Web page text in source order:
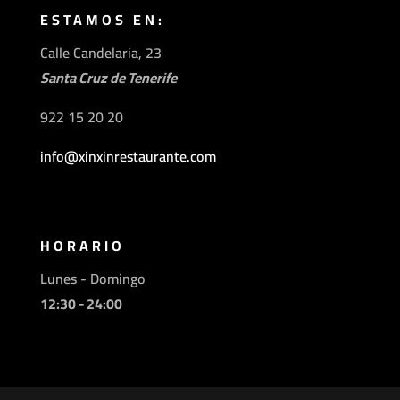
ESTAMOS EN:
Calle Candelaria, 23
Santa Cruz de Tenerife
922 15 20 20
info@xinxinrestaurante.com
HORARIO
Lunes - Domingo
12:30 - 24:00